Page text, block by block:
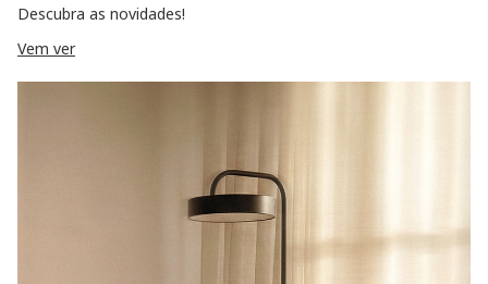
Descubra as novidades!
Vem ver